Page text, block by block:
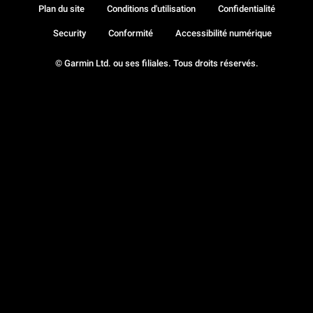
© Garmin Ltd. ou ses filiales. Tous droits réservés.
Plan du site Conditions d'utilisation Confidentialité
Security Conformité Accessibilité numérique